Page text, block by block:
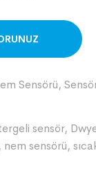
Sensörü,
sensör,
nem sensörü,